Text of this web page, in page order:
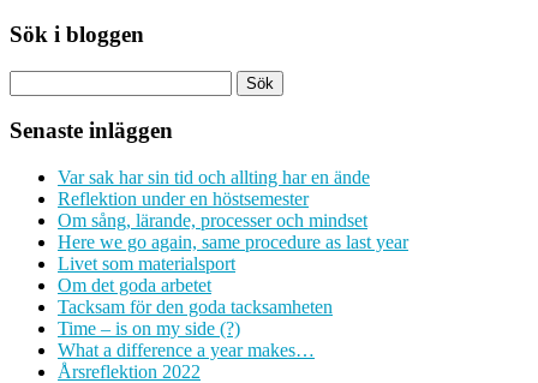
Sök i bloggen
Senaste inläggen
Var sak har sin tid och allting har en ände
Reflektion under en höstsemester
Om sång, lärande, processer och mindset
Here we go again, same procedure as last year
Livet som materialsport
Om det goda arbetet
Tacksam för den goda tacksamheten
Time – is on my side (?)
What a difference a year makes…
Årsreflektion 2022